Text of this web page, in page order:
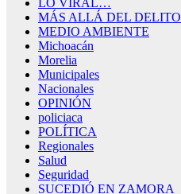
MÁS ALLÁ DEL DELITO
MEDIO AMBIENTE
Michoacán
Morelia
Municipales
Nacionales
OPINIÓN
policiaca
POLÍTICA
Regionales
Salud
Seguridad
SUCEDIÓ EN ZAMORA